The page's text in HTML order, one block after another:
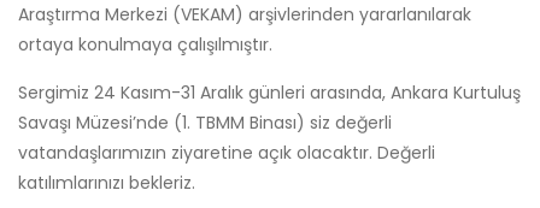
Araştırma Merkezi (VEKAM) arşivlerinden yararlanılarak
ortaya konulmaya çalışılmıştır.
Sergimiz 24 Kasım-31 Aralık günleri arasında, Ankara Kurtuluş
Savaşı Müzesi’nde (1. TBMM Binası) siz değerli
vatandaşlarımızın ziyaretine açık olacaktır. Değerli
katılımlarınızı bekleriz.